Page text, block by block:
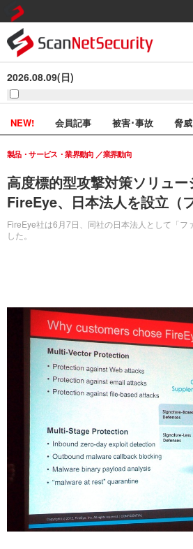
2026.08.09(日)
NEW! 会員記事 被害･事故 脅
高度標的型攻撃対策ソリュ
FireEye、日本法人を設立（
FireEye社は6月7日、同社の日本法人として「フ
した。
製品・サービス・業界動向 業界動向